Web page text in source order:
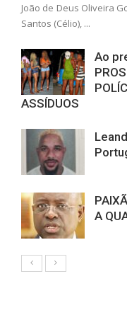
João de Deus Oliveira
Santos (Célio), ...
Ao
ASSÍDUOS
A